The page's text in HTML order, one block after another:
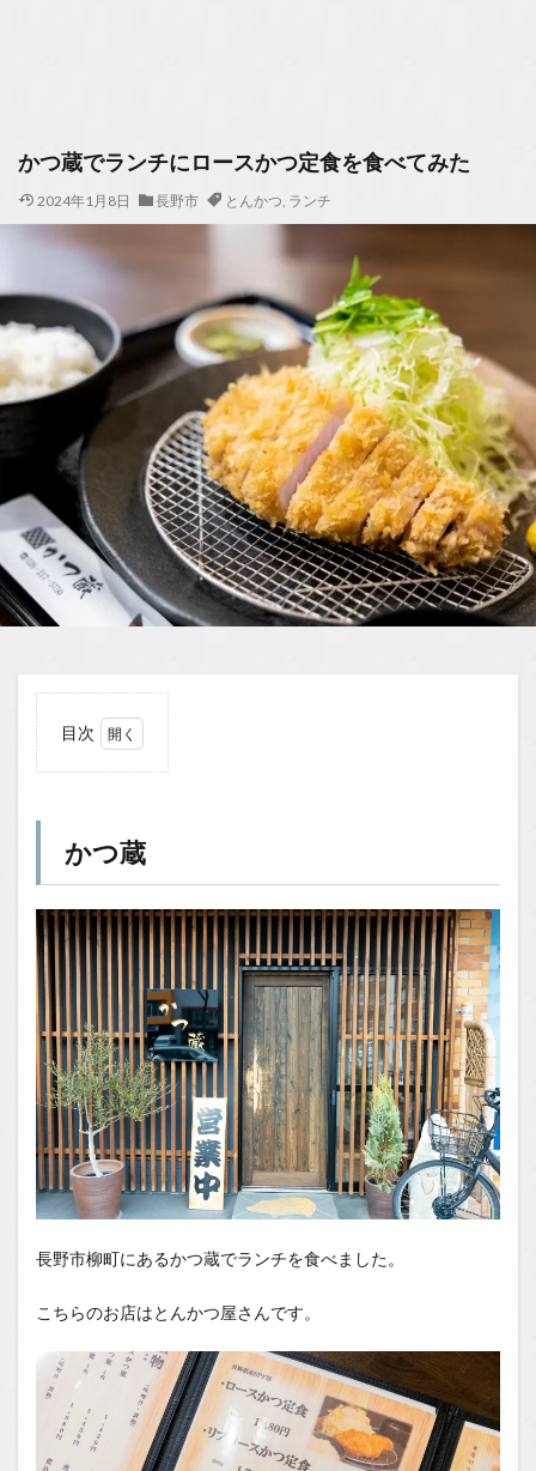
かつ蔵でランチにロースかつ定食を食べてみた
2024年1月8日 長野市 とんかつ, ランチ
目次
1.1
場所
1.2
You
Tube
かつ蔵
長野市柳町にあるかつ蔵でランチを食べました。
こちらのお店はとんかつ屋さんです。